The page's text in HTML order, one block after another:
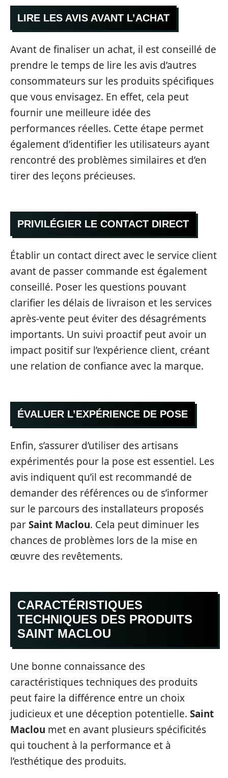
LIRE LES AVIS AVANT L’ACHAT
Avant de finaliser un achat, il est conseillé de
prendre le temps de lire les avis d’autres
consommateurs sur les produits spécifiques
que vous envisagez. En effet, cela peut
fournir une meilleure idée des
performances réelles. Cette étape permet
également d’identifier les utilisateurs ayant
rencontré des problèmes similaires et d’en
tirer des leçons précieuses.
PRIVILÉGIER LE CONTACT DIRECT
Établir un contact direct avec le service client
avant de passer commande est également
conseillé. Poser les questions pouvant
clarifier les délais de livraison et les services
après-vente peut éviter des désagréments
importants. Un suivi proactif peut avoir un
impact positif sur l’expérience client, créant
une relation de confiance avec la marque.
ÉVALUER L’EXPÉRIENCE DE POSE
Enfin, s’assurer d’utiliser des artisans
expérimentés pour la pose est essentiel. Les
avis indiquent qu’il est recommandé de
demander des références ou de s’informer
sur le parcours des installateurs proposés
parSaint Maclou. Cela peut diminuer les
chances de problèmes lors de la mise en
œuvre des revêtements.
CARACTÉRISTIQUES
TECHNIQUES DES PRODUITS
SAINT MACLOU
Une bonne connaissance des
caractéristiques techniques des produits
peut faire la différence entre un choix
judicieux et une déception potentielle. Saint
Maclou met en avant plusieurs spécificités
qui touchent à la performance et à
l’esthétique des produits.